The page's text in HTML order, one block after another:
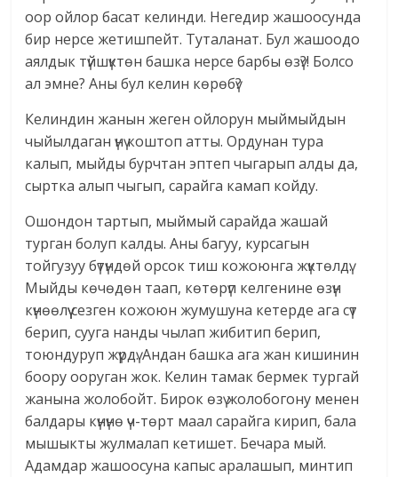
оор ойлор басат келинди. Негедир жашоосунда
бир нерсе жетишпейт. Туталанат. Бул жашоодо
аялдык түйшүктөн башка нерсе барбы өзү?! Болсо
ал эмне? Аны бул келин көрөбү?
Келиндин жанын жеген ойлорун мыймыйдын
чыйылдаган үнү коштоп атты. Ордунан тура
калып, мыйды бурчтан эптеп чыгарып алды да,
сыртка алып чыгып, сарайга камап койду.
Ошондон тартып, мыймый сарайда жашай
турган болуп калды. Аны багуу, курсагын
тойгузуу бүтүндөй орсок тиш кожоюнга жүктөлдү.
Мыйды көчөдөн таап, көтөрүп келгенине өзүн
күнөөлүү сезген кожоюн жумушуна кетерде ага сүт
берип, сууга нанды чылап жибитип берип,
тоюндуруп жүрдү. Андан башка ага жан кишинин
боору ооруган жок. Келин тамак бермек тургай
жанына жолобойт. Бирок өзү жолобогону менен
балдары күнүнө үч-төрт маал сарайга кирип, бала
мышыкты жулмалап кетишет. Бечара мый.
Адамдар жашоосуна капыс аралашып, минтип